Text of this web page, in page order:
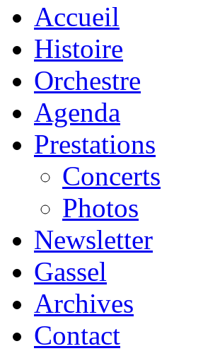
Accueil
Histoire
Orchestre
Agenda
Prestations
Concerts
Photos
Newsletter
Gassel
Archives
Contact